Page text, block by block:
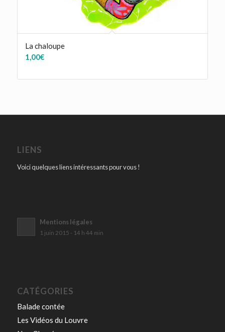
La chaloupe
1,00€
LIENS
Voici quelques liens intéressants pour vous !
Mentions légales
1 juin 2015 - 14 h 44 min
CATÉGORIES
Balade contée
Les Vidéos du Louvre